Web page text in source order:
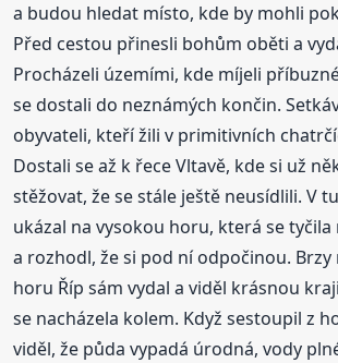
a budou hledat místo, kde by mohli
Před cestou přinesli bohům oběti a
Procházeli územími, kde míjeli
se dostali do neznámých končin.
obyvateli, kteří žili v primitivních
Dostali se až k řece Vltavě, kde si už
stěžovat, že se stále ještě neusídlili. V
ukázal na vysokou horu, která se tyčila
a rozhodl, že si pod ní odpočinou.
horu Říp sám vydal a viděl krásnou
se nacházela kolem. Když sestoupil z
viděl, že půda vypadá úrodná, vody